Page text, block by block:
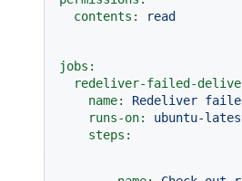
contents:
read
jobs:
redeliver-failed-
name:
Redeliver
runs-on:
ubuntu-
steps: